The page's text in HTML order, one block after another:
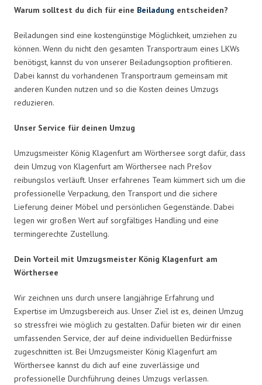
Warum solltest du dich für eine Beiladung entscheiden?
Beiladungen sind eine kostengünstige Möglichkeit, umziehen zu
können. Wenn du nicht den gesamten Transportraum eines LKWs
benötigst, kannst du von unserer Beiladungsoption profitieren.
Dabei kannst du vorhandenen Transportraum gemeinsam mit
anderen Kunden nutzen und so die Kosten deines Umzugs
reduzieren.
Unser Service für deinen Umzug
Umzugsmeister König Klagenfurt am Wörthersee sorgt dafür, dass
dein Umzug von Klagenfurt am Wörthersee nach Prešov
reibungslos verläuft. Unser erfahrenes Team kümmert sich um die
professionelle Verpackung, den Transport und die sichere
Lieferung deiner Möbel und persönlichen Gegenstände. Dabei
legen wir großen Wert auf sorgfältiges Handling und eine
termingerechte Zustellung.
Dein Vorteil mit Umzugsmeister König Klagenfurt am
Wörthersee
Wir zeichnen uns durch unsere langjährige Erfahrung und
Expertise im Umzugsbereich aus. Unser Ziel ist es, deinen Umzug
so stressfrei wie möglich zu gestalten. Dafür bieten wir dir einen
umfassenden Service, der auf deine individuellen Bedürfnisse
zugeschnitten ist. Bei Umzugsmeister König Klagenfurt am
Wörthersee kannst du dich auf eine zuverlässige und
professionelle Durchführung deines Umzugs verlassen.